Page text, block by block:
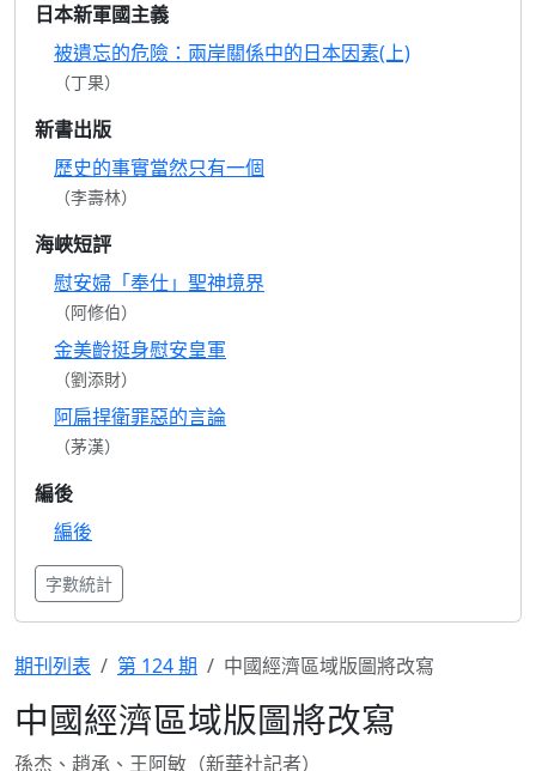
日本新軍國主義
被遺忘的危險：兩岸關係中的日本因素(上)
（丁果）
新書出版
歷史的事實當然只有一個
（李壽林）
海峽短評
慰安婦「奉仕」聖神境界
（阿修伯）
金美齡挺身慰安皇軍
（劉添財）
阿扁捍衛罪惡的言論
（茅漢）
編後
編後
字數統計
期刊列表 第 124 期 中國經濟區域版圖將改寫
中國經濟區域版圖將改寫
孫杰、趙承、王阿敏（新華社記者）